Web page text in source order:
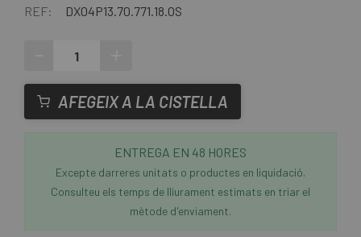
REF: DX04P13.70.771.18.OS
AFEGEIX A LA CISTELLA
ENTREGA EN 48 HORES
Excepte darreres unitats o productes en liquidació.
Consulteu els temps de lliurament estimats en triar el
mètode d'enviament.